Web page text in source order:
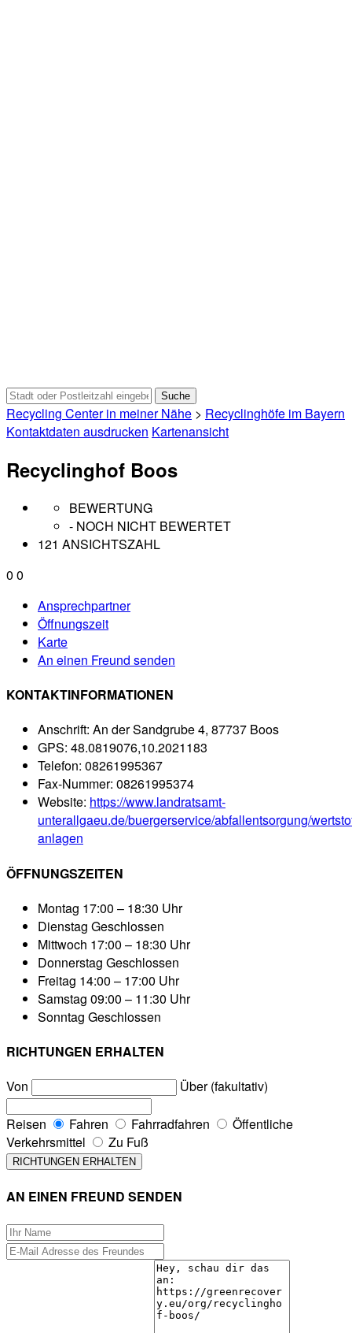
Recycling Center in meiner Nähe > Recyclinghöfe im Bayern
Kontaktdaten ausdrucken Kartenansicht
Recyclinghof Boos
BEWERTUNG
- NOCH NICHT BEWERTET
121 ANSICHTSZAHL
0 0
Ansprechpartner
Öffnungszeit
Karte
An einen Freund senden
KONTAKTINFORMATIONEN
Anschrift: An der Sandgrube 4, 87737 Boos
GPS: 48.0819076,10.2021183
Telefon: 08261995367
Fax-Nummer: 08261995374
Website: https://www.landratsamt-
unterallgaeu.de/buergerservice/abfallentsorgung/
anlagen
ÖFFNUNGSZEITEN
Montag 17:00 – 18:30 Uhr
Dienstag Geschlossen
Mittwoch 17:00 – 18:30 Uhr
Donnerstag Geschlossen
Freitag 14:00 – 17:00 Uhr
Samstag 09:00 – 11:30 Uhr
Sonntag Geschlossen
RICHTUNGEN ERHALTEN
Von
Über (fakultativ)
Reisen Fahren Fahrradfahren
Öffentliche
Verkehrsmittel
Zu Fuß
AN EINEN FREUND SENDEN